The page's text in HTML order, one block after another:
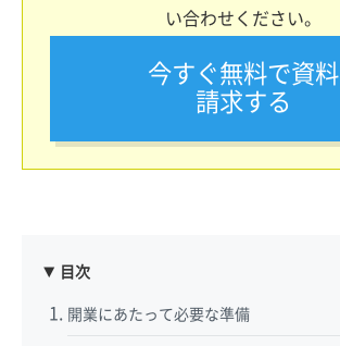
い合わせください。
今すぐ無料で資料
請求する
目次
開業にあたって必要な準備